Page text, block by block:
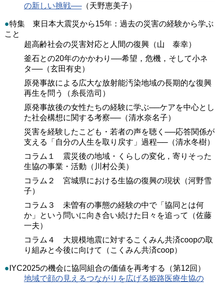
の新しい挑戦──（天野恵美子）
●特集 東日本大震災から15年：過去の災害の経験から学ぶ
こと
超高齢社会の災害対応と人間の復興（山 泰幸）
釜石との20年のかかわり──希望，危機，そして小ネ
タ──（玄田有史）
原発事故による広大な放射能汚染地域の長期的な復興
再生を問う（糸長浩司）
原発事故後の女性たちの経験に学ぶ──ケアを中心とし
た社会構想に関する考察──（清水奈名子）
災害を経験したこども・若者の声を聴く──応答関係が
支える「自分の人生を取り戻す」過程──（清水冬樹）
コラム１ 震災後の地域・くらしの変化，寄りそった
生協の事業・活動（川村公美）
コラム２ 宮城県における生協の復興の現状（河野雪
子）
コラム３ 未曽有の事態の経験の中で「協同とは何
か」という問いに向き合い続けた日々を追って（佐藤
一夫）
コラム４ 大規模地震に対するこくみん共済coopの取
り組みと今後に向けて（こくみん共済coop）
● IYC2025の機会に協同組合の価値を再考する（第12回）
地域で顔の見えるつながりを広げる姫路医療生協の